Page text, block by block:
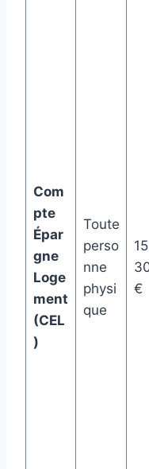
Com
pte
Épar
gne
Loge
ment
(CEL
)
Toute
perso
nne
physi
que
15
€